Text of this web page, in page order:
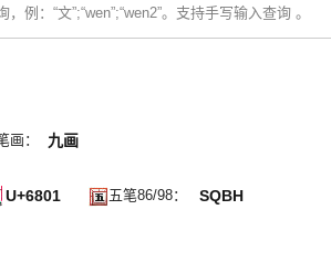
例：“文”;“wen”;“wen2”。支持手写输入查询 。
画： 九画
U+6801 五笔86/98： SQBH